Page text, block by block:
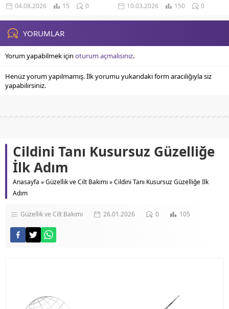
Teknik Özellikleri Lastik Basınç
Sensörleri Kullanıcı Deneyimi Sürüş
Dinamikleri...
04.08.2026 15 0
Ve Dengeleme Sürüş
Alışkanlıklarının Lastik Ömrüne
10.03.2026 150 0
YORUMLAR
Yorum yapabilmek için oturum açmalısınız.
Henüz yorum yapılmamış. İlk yorumu yukarıdaki form aracılığıyla siz
yapabilirsiniz.
Cildini Tanı Kusursuz Güzelliğe
İlk Adım
Anasayfa »Güzellik ve Cilt Bakımı »Cildini Tanı Kusursuz Güzelliğe İlk
Adım
Güzellik ve Cilt Bakımı 26.01.2026 0 105